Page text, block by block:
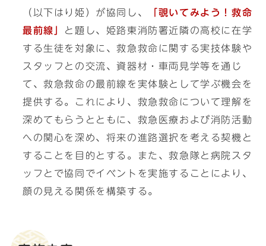
（以下はり姫）が協同し、
「覗いてみよう！救命
最前線」 と題し、姫路東消防署近隣の高校に在学
する生徒を対象に、救急救命に関する実技体験や
スタッフとの交流、資器材・車両見学等を通じ
て、救急救命の最前線を実体験として学ぶ機会を
提供する。これにより、救急救命について理解を
深めてもらうとともに、救急医療および消防活動
への関心を深め、将来の進路選択を考える契機と
することを目的とする。また、救急隊と病院スタ
ッフとで協同でイベントを実施することにより、
顔の見える関係を構築する。